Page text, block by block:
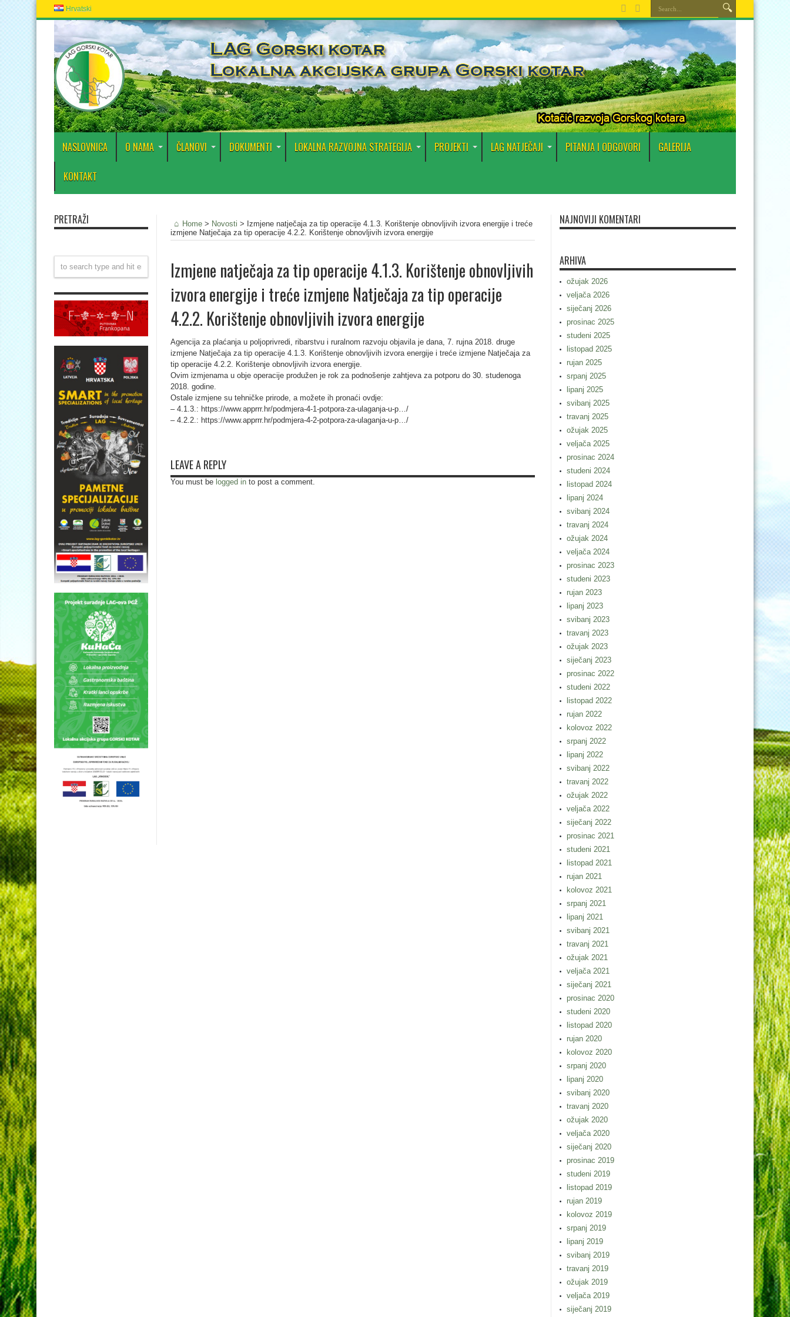
Hrvatski
NASLOVNICA O NAMA ČLANOVI DOKUMENTI LOKALNA RAZVOJNA STRATEGIJA PROJEKTI LAG NATJEČAJI PITANJA I ODGOVORI GALERIJA
KONTAKT
Home > Novosti > Izmjene natječaja za tip operacije 4.1.3. Korištenje obnovljivih izvora energije i treće
izmjene Natječaja za tip operacije 4.2.2. Korištenje obnovljivih izvora energije
Izmjene natječaja za tip operacije 4.1.3. Korištenje obnovljivih
izvora energije i treće izmjene Natječaja za tip operacije
4.2.2. Korištenje obnovljivih izvora energije
Agencija za plaćanja u poljoprivredi, ribarstvu i ruralnom razvoju objavila je dana, 7. rujna 2018. druge
izmjene Natječaja za tip operacije 4.1.3. Korištenje obnovljivih izvora energije i treće izmjene Natječaja za
tip operacije 4.2.2. Korištenje obnovljivih izvora energije.
Ovim izmjenama u obje operacije produžen je rok za podnošenje zahtjeva za potporu do 30. studenoga
2018. godine.
Ostale izmjene su tehničke prirode, a možete ih pronaći ovdje:
– 4.1.3.: https://www.apprrr.hr/podmjera-4-1-potpora-za-ulaganja-u-p…/
– 4.2.2.: https://www.apprrr.hr/podmjera-4-2-potpora-za-ulaganja-u-p…/
LEAVE A REPLY
You must be logged in to post a comment.
PRETRAŽI NAJNOVIJI KOMENTARI
ARHIVA
ožujak 2026
veljača 2026
siječanj 2026
prosinac 2025
studeni 2025
listopad 2025
rujan 2025
srpanj 2025
lipanj 2025
svibanj 2025
travanj 2025
ožujak 2025
veljača 2025
prosinac 2024
studeni 2024
listopad 2024
lipanj 2024
svibanj 2024
travanj 2024
ožujak 2024
veljača 2024
prosinac 2023
studeni 2023
rujan 2023
lipanj 2023
svibanj 2023
travanj 2023
ožujak 2023
siječanj 2023
prosinac 2022
studeni 2022
listopad 2022
rujan 2022
kolovoz 2022
srpanj 2022
lipanj 2022
svibanj 2022
travanj 2022
ožujak 2022
veljača 2022
siječanj 2022
prosinac 2021
studeni 2021
listopad 2021
rujan 2021
kolovoz 2021
srpanj 2021
lipanj 2021
svibanj 2021
travanj 2021
ožujak 2021
veljača 2021
siječanj 2021
prosinac 2020
studeni 2020
listopad 2020
rujan 2020
kolovoz 2020
srpanj 2020
lipanj 2020
svibanj 2020
travanj 2020
ožujak 2020
veljača 2020
siječanj 2020
prosinac 2019
studeni 2019
listopad 2019
rujan 2019
kolovoz 2019
srpanj 2019
lipanj 2019
svibanj 2019
travanj 2019
ožujak 2019
veljača 2019
siječanj 2019